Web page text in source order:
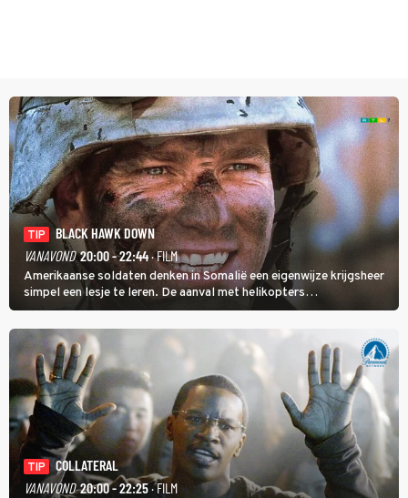
TIP
BLACK HAWK DOWN
VANAVOND 20:00 - 22:44· FILM
Amerikaanse soldaten denken in Somalië een eigenwijze krijgsheer
simpel een lesje te leren. De aanval met helikopters
verloopt in Black Hawk down dramatisch.
TIP
COLLATERAL
VANAVOND 20:00 - 22:25· FILM